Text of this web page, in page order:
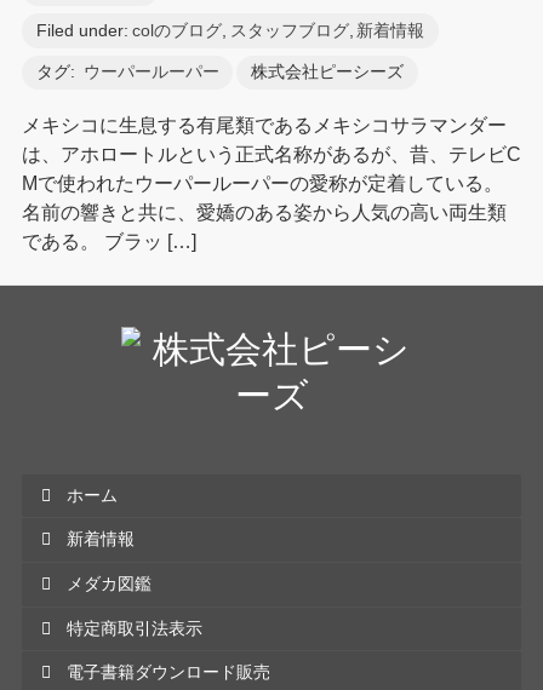
Filed under: colのブログ, スタッフブログ, 新着情報
タグ: ウーパールーパー 株式会社ピーシーズ
メキシコに生息する有尾類であるメキシコサラマンダー
は、アホロートルという正式名称があるが、昔、テレビC
Mで使われたウーパールーパーの愛称が定着している。
名前の響きと共に、愛嬌のある姿から人気の高い両生類
である。 ブラッ […]
ホーム
新着情報
メダカ図鑑
特定商取引法表示
電子書籍ダウンロード販売